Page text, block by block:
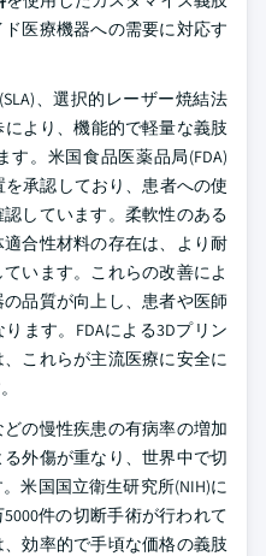
医療機器への需要に対応す
、選択的レーザー焼結法
により、機能的で軽量な義肢
。米国食品医薬品局(FDA)
承認しており、患者への使
しています。柔軟性のある
合性材料の存在は、より耐
います。これらの改善によ
品質が向上し、患者や医師
ます。FDAによる3Dプリン
これらが主流医療に安全に
の慢性疾患の有病率の増加
外傷が重なり、世界中で切
米国国立衛生研究所(NIH)に
件の切断手術が行われて
効率的で手頃な価格の義肢